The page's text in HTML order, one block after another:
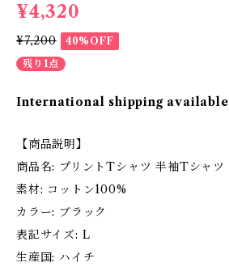
¥4,320
¥7,200
40%OFF
残り1点
International shipping available
【商品説明】
商品名: プリントTシャツ 半袖Tシャツ
素材: コットン100%
カラー: ブラック
表記サイズ: L
生産国: ハイチ